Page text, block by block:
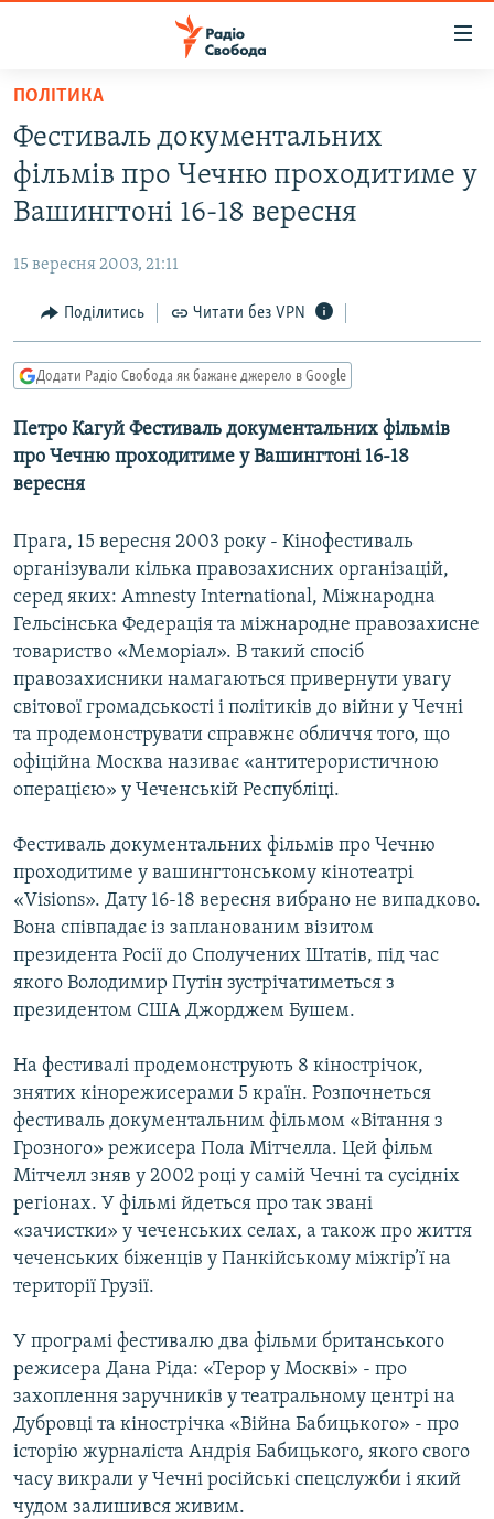
Перейти
основного
матеріалу
Перейти
до
основної
навігації
Перейти
до
пошуку
ВСЕ ЗА ДОБУ
СТАТТІ
ЕКОНОМІКА
СУСПІЛЬСТВО
УКРАЇНА
СВІТ
РОСІЙСЬКА «ФІЛЬТРАЦІЯ»
ДОНБАС.РЕАЛІЇ
ТИ ЯК?
СХЕМИ
КИТАЙ.ВИКЛИКИ
ФОТО
СПЕЦПРОЄКТИ
ПОДКАСТИ
КРИМ РЕАЛІЇ
УКР
КТАТ
Усі сайти RFE/RL
ПОЛІТИКА
Фестиваль документальних
фільмів про Чечню проходитиме у
Вашингтоні 16-18 вересня
15 вересня 2003, 21:11
Поділитись Читати без VPN
Додати Радіо Свобода як бажане джерело в Google
Петро Кагуй Фестиваль документальних фільмів
про Чечню проходитиме у Вашингтоні 16-18
вересня
Прага, 15 вересня 2003 року - Кінофестиваль
організували кілька правозахисних організацій,
серед яких: Amnesty International, Міжнародна
Гельсінська Федерація та міжнародне правозахисне
товариство «Меморіал». В такий спосіб
правозахисники намагаються привернути увагу
світової громадськості і політиків до війни у Чечні
та продемонструвати справжнє обличчя того, що
офіційна Москва називає «антитерористичною
операцією» у Чеченській Республіці.
Фестиваль документальних фільмів про Чечню
проходитиме у вашингтонському кінотеатрі
«Visions». Дату 16-18 вересня вибрано не випадково.
Вона співпадає із запланованим візитом
президента Росії до Сполучених Штатів, під час
якого Володимир Путін зустрічатиметься з
президентом США Джорджем Бушем.
На фестивалі продемонструють 8 кінострічок,
знятих кінорежисерами 5 країн. Розпочнеться
фестиваль документальним фільмом «Вітання з
Грозного» режисера Пола Мітчелла. Цей фільм
Мітчелл зняв у 2002 році у самій Чечні та сусідніх
регіонах. У фільмі йдеться про так звані
«зачистки» у чеченських селах, а також про життя
чеченських біженців у Панкійському міжгір’ї на
території Грузії.
У програмі фестивалю два фільми британського
режисера Дана Ріда: «Терор у Москві» - про
захоплення заручників у театральному центрі на
Дубровці та кінострічка «Війна Бабицького» - про
історію журналіста Андрія Бабицького, якого свого
часу викрали у Чечні російські спецслужби і який
чудом залишився живим.